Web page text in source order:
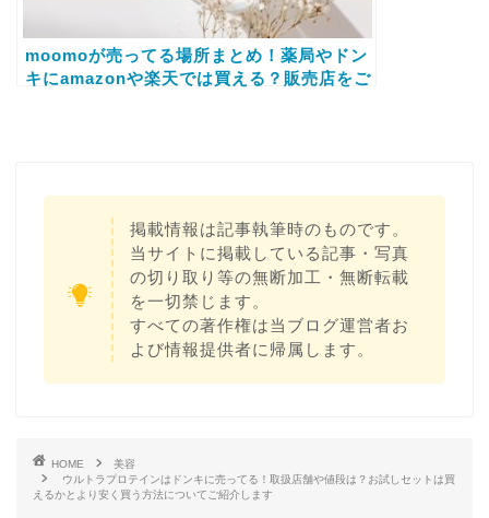
moomoが売ってる場所まとめ！薬局やドン
キにamazonや楽天では買える？販売店をご
掲載情報は記事執筆時のものです。
当サイトに掲載している記事・写真
の切り取り等の無断加工・無断転載
を一切禁じます。
すべての著作権は当ブログ運営者お
よび情報提供者に帰属します。
HOME
美容
ウルトラプロテインはドンキに売ってる！取扱店舗や値段は？お試しセットは買
えるかとより安く買う方法についてご紹介します